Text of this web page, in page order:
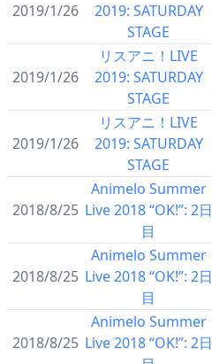
2019/1/26
2019: SATURDAY
STAGE
2019/1/26
リスアニ！LIVE
2019: SATURDAY
STAGE
2019/1/26
リスアニ！LIVE
2019: SATURDAY
STAGE
2018/8/25
Animelo Summer
Live 2018 “OK!”: 2日
目
2018/8/25
Animelo Summer
Live 2018 “OK!”: 2日
目
2018/8/25
Animelo Summer
Live 2018 “OK!”: 2日